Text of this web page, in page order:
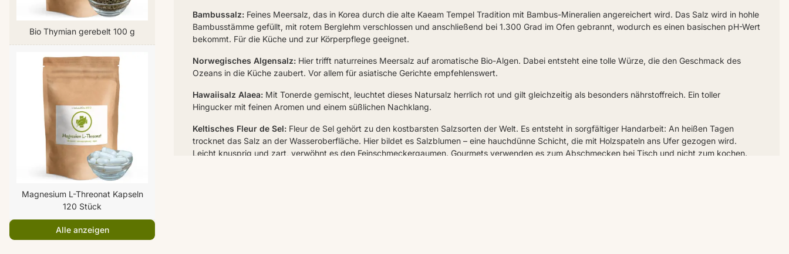
Bambussalz: Feines Meersalz, das in Korea durch die alte Kaeam Tempel Tradition mit Bambus-Mineralien angereichert wird. Das Salz wird in hohle
Bambusstämme gefüllt, mit rotem Berglehm verschlossen und anschließend bei 1.300 Grad im Ofen gebrannt, wodurch es einen basischen pH-Wert
bekommt. Für die Küche und zur Körperpflege geeignet.
Norwegisches Algensalz: Hier trifft naturreines Meersalz auf aromatische Bio-Algen. Dabei entsteht eine tolle Würze, die den Geschmack des
Ozeans in die Küche zaubert. Vor allem für asiatische Gerichte empfehlenswert.
Hawaiisalz Alaea: Mit Tonerde gemischt, leuchtet dieses Natursalz herrlich rot und gilt gleichzeitig als besonders nährstoffreich. Ein toller
Hingucker mit feinen Aromen und einem süßlichen Nachklang.
Keltisches Fleur de Sel: Fleur de Sel gehört zu den kostbarsten Salzsorten der Welt. Es entsteht in sorgfältiger Handarbeit: An heißen Tagen
trocknet das Salz an der Wasseroberfläche. Hier bildet es Salzblumen – eine hauchdünne Schicht, die mit Holzspateln ans Ufer gezogen wird.
Leicht knusprig und zart, verwöhnt es den Feinschmeckergaumen. Gourmets verwenden es zum Abschmecken bei Tisch und nicht zum kochen.
Bio Thymian gerebelt 100 g
Magnesium L-Threonat Kapseln
120 Stück
Alle anzeigen